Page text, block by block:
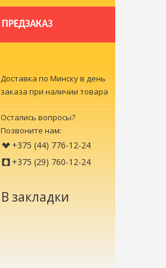
ПРЕДЗАКАЗ
Доставка по Минску в день
заказа при наличии товара
Остались вопросы?
Позвоните нам:
+375 (44) 776-12-24
+375 (29) 760-12-24
В закладки